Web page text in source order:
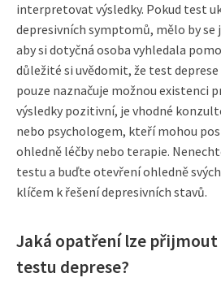
interpretovat výsledky. Pokud test
depresivních symptomů, mělo by
aby si dotyčná osoba vyhledala
důležité si uvědomit, že test
pouze naznačuje možnou existenci
výsledky pozitivní, je vhodné
nebo psychologem, kteří mohou
ohledně léčby nebo terapie.
testu a buďte otevření ohledně
klíčem k řešení depresivních stavů.
Jaká opatření lze
testu deprese?